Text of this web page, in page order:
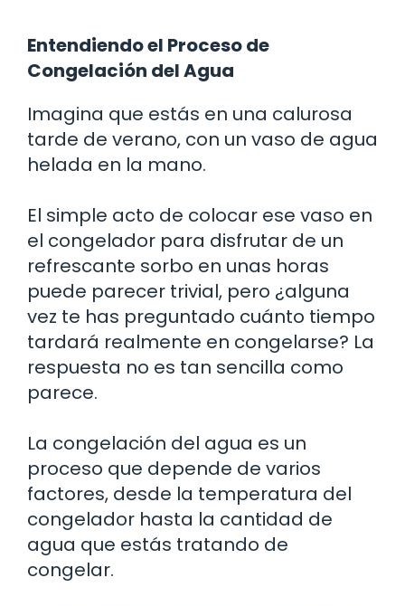
Entendiendo el Proceso de
Congelación del Agua
Imagina que estás en una calurosa
tarde de verano, con un vaso de agua
helada en la mano.
El simple acto de colocar ese vaso en
el congelador para disfrutar de un
refrescante sorbo en unas horas
puede parecer trivial, pero ¿alguna
vez te has preguntado cuánto tiempo
tardará realmente en congelarse? La
respuesta no es tan sencilla como
parece.
La congelación del agua es un
proceso que depende de varios
factores, desde la temperatura del
congelador hasta la cantidad de
agua que estás tratando de
congelar.